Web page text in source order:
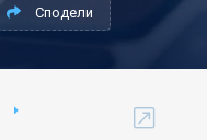
Сподели